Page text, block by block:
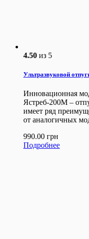
4.50 из 5
Ультразвуковой
Инновационная
Ястреб-200М –
имеет ряд
от аналогичных
990.00 грн
Подробнее